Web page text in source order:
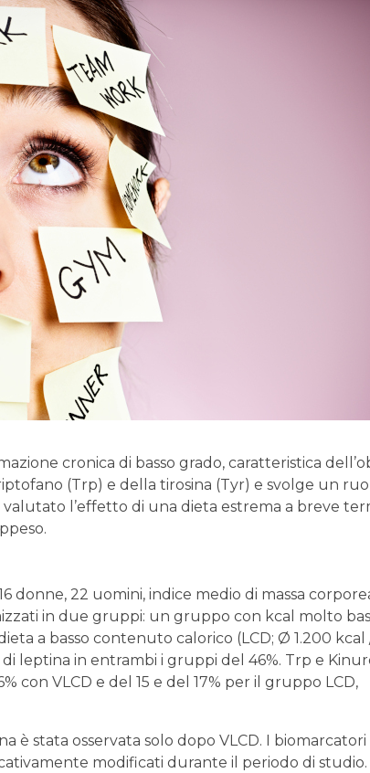
cronica di basso grado, caratteristica
(Trp) e della tirosina (Tyr) e svolge un
l’effetto di una dieta estrema a breve
donne, 22 uomini, indice medio di massa
in due gruppi: un gruppo con kcal molto
a basso contenuto calorico (LCD; Ø 1.200 kcal
leptina in entrambi i gruppi del 46%. Trp e
con VLCD e del 15 e del 17% per il gruppo LCD,
è stata osservata solo dopo VLCD. I
modificati durante il periodo di studio.